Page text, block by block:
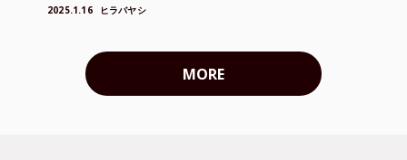
2025.1.16 ヒラバヤシ
MORE